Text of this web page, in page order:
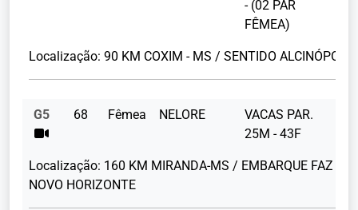
- (02 PAR
FÊMEA)
Localização: 90 KM COXIM - MS / SENTIDO ALCINÓPOLIS
G5 68 Fêmea NELORE
VACAS PAR.
25M - 43F
Localização: 160 KM MIRANDA-MS / EMBARQUE FAZ
NOVO HORIZONTE